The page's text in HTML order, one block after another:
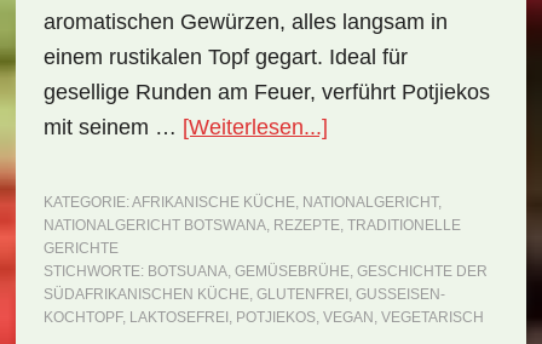
aromatischen Gewürzen, alles langsam in
einem rustikalen Topf gegart. Ideal für
gesellige Runden am Feuer, verführt Potjiekos
mit seinem … [Weiterlesen...]ÜberNationalgericht
Potjiekos
(Rezept)
KATEGORIE: AFRIKANISCHE KÜCHE, NATIONALGERICHT,
NATIONALGERICHT BOTSWANA, REZEPTE, TRADITIONELLE
GERICHTE
STICHWORTE: BOTSUANA, GEMÜSEBRÜHE, GESCHICHTE DER
SÜDAFRIKANISCHEN KÜCHE, GLUTENFREI , GUSSEISEN-
KOCHTOPF, LAKTOSEFREI , POTJIEKOS, VEGAN , VEGETARISCH